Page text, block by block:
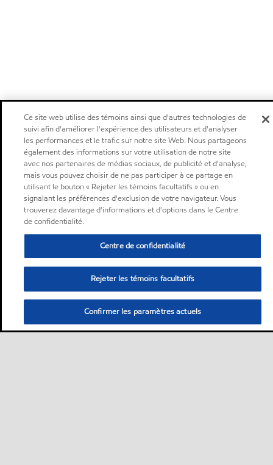
Ce site web utilise des témoins ainsi que d'autres technologies de
suivi afin d'améliorer l'expérience des utilisateurs et d'analyser
les performances et le trafic sur notre site Web. Nous partageons
également des informations sur votre utilisation de notre site
avec nos partenaires de médias sociaux, de publicité et d'analyse,
mais vous pouvez choisir de ne pas participer à ce partage en
utilisant le bouton « Rejeter les témoins facultatifs » ou en
signalant les préférences d'exclusion de votre navigateur. Vous
trouverez davantage d'informations et d'options dans le Centre
de confidentialité.
Centre de confidentialité
Rejeter les témoins facultatifs
Confirmer les paramètres actuels